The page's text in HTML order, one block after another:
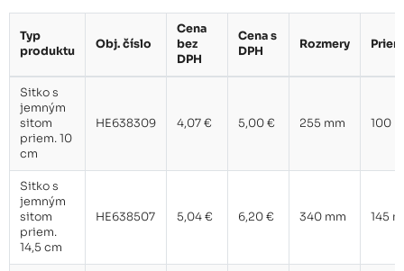
Typ
produktu
Obj. číslo
Cena
bez
DPH
Cena s
DPH
Rozmery
Sitko s
jemným
sitom
priem. 10
cm
HE638309 4,07 € 5,00 € 255 mm 100
Sitko s
jemným
sitom
priem.
14,5 cm
HE638507 5,04 € 6,20 € 340 mm 145